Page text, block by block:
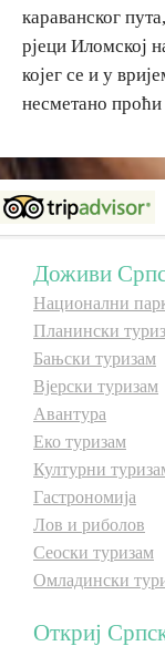
Фото
E-Brochure
Откриј Српску
караванског
рјеци Иломској
којег се и у
несметано
Доживи
Национални
Планински
Бањски туризам
Вјерски туризам
Авантура
Еко туризам
Културни
Гастрономија
Лов и риболов
Сеоски туризам
Омладински
Откриј